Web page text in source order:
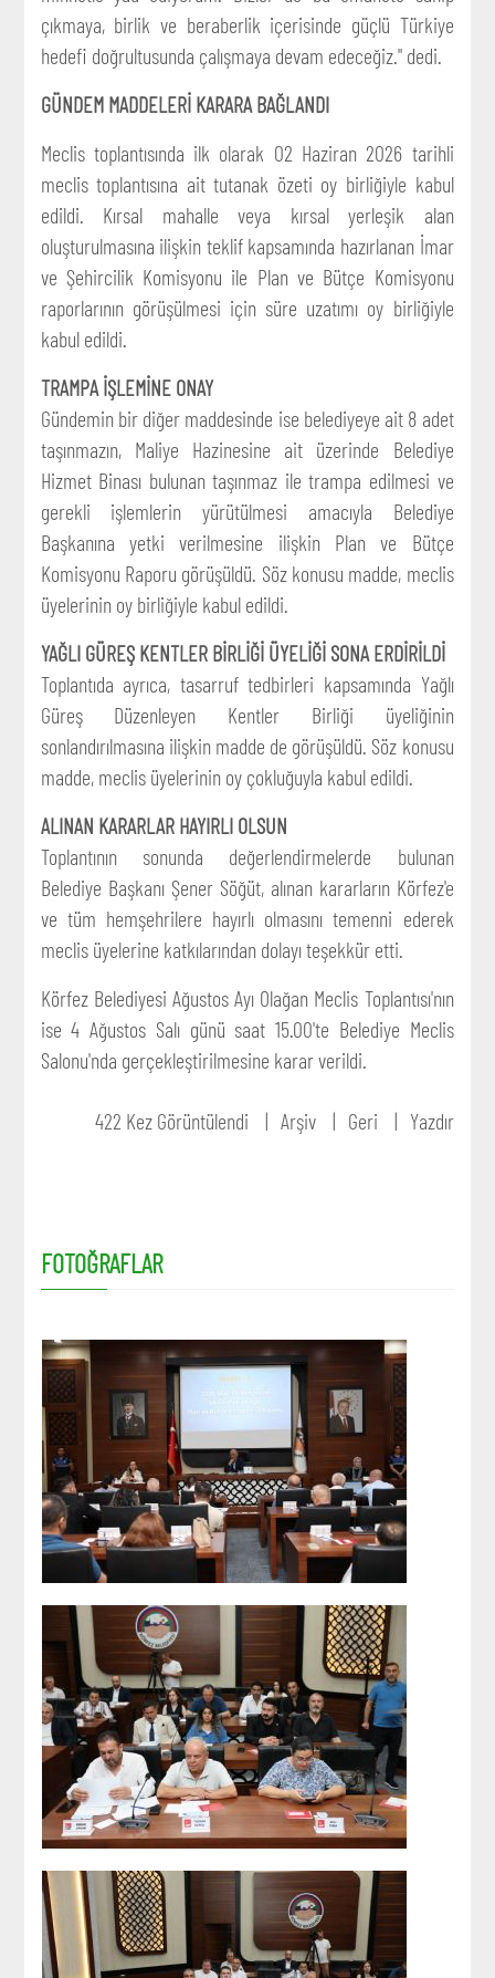
çıkmaya, birlik ve beraberlik içerisinde güçlü Türkiye
hedefi doğrultusunda çalışmaya devam edeceğiz." dedi.
GÜNDEM MADDELERİ KARARA BAĞLANDI
Meclis toplantısında ilk olarak 02 Haziran 2026 tarihli
meclis toplantısına ait tutanak özeti oy birliğiyle kabul
edildi. Kırsal mahalle veya kırsal yerleşik alan
oluşturulmasına ilişkin teklif kapsamında hazırlanan İmar
ve Şehircilik Komisyonu ile Plan ve Bütçe Komisyonu
raporlarının görüşülmesi için süre uzatımı oy birliğiyle
kabul edildi.
TRAMPA İŞLEMİNE ONAY
Gündemin bir diğer maddesinde ise belediyeye ait 8 adet
taşınmazın, Maliye Hazinesine ait üzerinde Belediye
Hizmet Binası bulunan taşınmaz ile trampa edilmesi ve
gerekli işlemlerin yürütülmesi amacıyla Belediye
Başkanına yetki verilmesine ilişkin Plan ve Bütçe
Komisyonu Raporu görüşüldü. Söz konusu madde, meclis
üyelerinin oy birliğiyle kabul edildi.
YAĞLI GÜREŞ KENTLER BİRLİĞİ ÜYELİĞİ SONA ERDİRİLDİ
Toplantıda ayrıca, tasarruf tedbirleri kapsamında Yağlı
Güreş Düzenleyen Kentler Birliği üyeliğinin
sonlandırılmasına ilişkin madde de görüşüldü. Söz konusu
madde, meclis üyelerinin oy çokluğuyla kabul edildi.
ALINAN KARARLAR HAYIRLI OLSUN
Toplantının sonunda değerlendirmelerde bulunan
Belediye Başkanı Şener Söğüt, alınan kararların Körfez'e
ve tüm hemşehrilere hayırlı olmasını temenni ederek
meclis üyelerine katkılarından dolayı teşekkür etti.
Körfez Belediyesi Ağustos Ayı Olağan Meclis Toplantısı'nın
ise 4 Ağustos Salı günü saat 15.00'te Belediye Meclis
Salonu'nda gerçekleştirilmesine karar verildi.
422 Kez Görüntülendi Arşiv Geri Yazdır
FOTOĞRAFLAR